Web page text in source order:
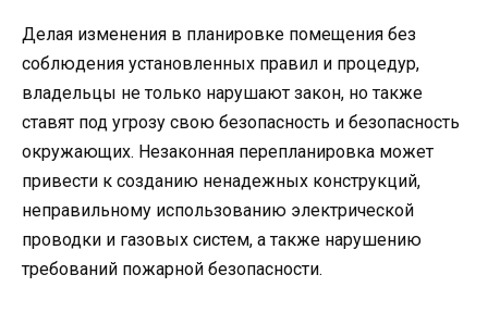
Делая изменения в планировке помещения без
соблюдения установленных правил и процедур,
владельцы не только нарушают закон, но также
ставят под угрозу свою безопасность и безопасность
окружающих. Незаконная перепланировка может
привести к созданию ненадежных конструкций,
неправильному использованию электрической
проводки и газовых систем, а также нарушению
требований пожарной безопасности.